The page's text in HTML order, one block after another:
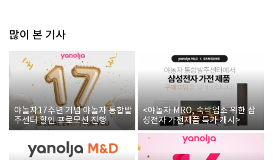
많이 본 기사
야놀자17주년 기념 야놀자 통합발
주센터 할인 프로모션 진행
<야놀자 MRO, 숙박업소 위한 삼
성전자 가전제품 특가 개시>